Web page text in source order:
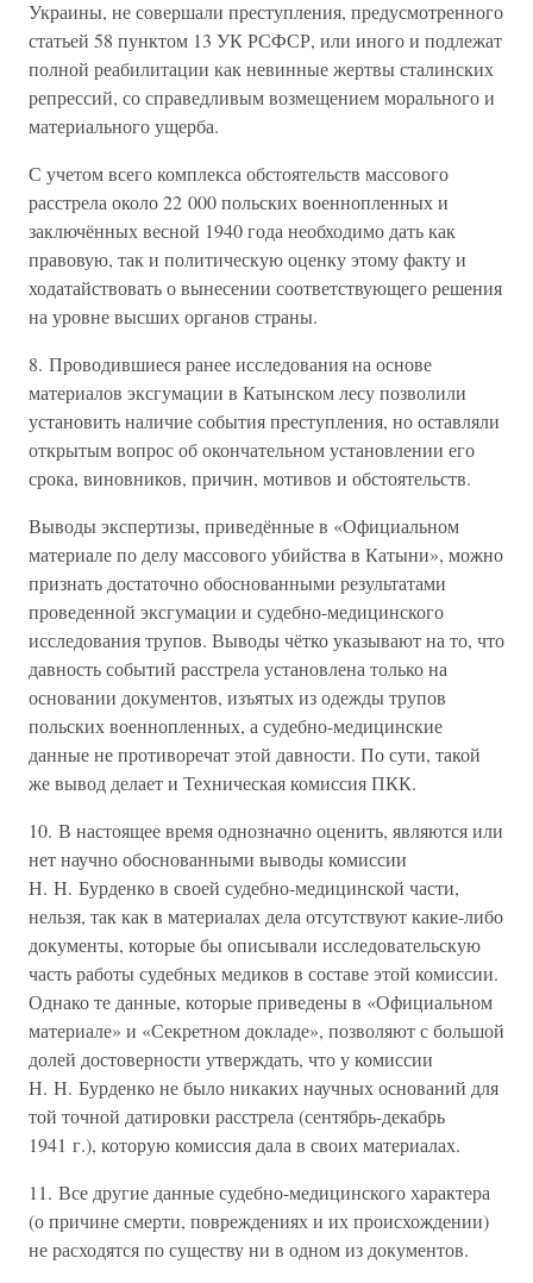
Украины, не совершали преступления, предусмотренного
статьей 58 пунктом 13 УК РСФСР, или иного и подлежат
полной реабилитации как невинные жертвы сталинских
репрессий, со справедливым возмещением морального и
материального ущерба.
С учетом всего комплекса обстоятельств массового
расстрела около 22 000 польских военнопленных и
заключённых весной 1940 года необходимо дать как
правовую, так и политическую оценку этому факту и
ходатайствовать о вынесении соответствующего решения
на уровне высших органов страны.
8. Проводившиеся ранее исследования на основе
материалов эксгумации в Катынском лесу позволили
установить наличие события преступления, но оставляли
открытым вопрос об окончательном установлении его
срока, виновников, причин, мотивов и обстоятельств.
Выводы экспертизы, приведённые в «Официальном
материале по делу массового убийства в Катыни», можно
признать достаточно обоснованными результатами
проведенной эксгумации и судебно-медицинского
исследования трупов. Выводы чётко указывают на то, что
давность событий расстрела установлена только на
основании документов, изъятых из одежды трупов
польских военнопленных, а судебно-медицинские
данные не противоречат этой давности. По сути, такой
же вывод делает и Техническая комиссия ПКК.
10. В настоящее время однозначно оценить, являются или
нет научно обоснованными выводы комиссии
Н. Н. Бурденко в своей судебно-медицинской части,
нельзя, так как в материалах дела отсутствуют какие-либо
документы, которые бы описывали исследовательскую
часть работы судебных медиков в составе этой комиссии.
Однако те данные, которые приведены в «Официальном
материале» и «Секретном докладе», позволяют с большой
долей достоверности утверждать, что у комиссии
Н. Н. Бурденко не было никаких научных оснований для
той точной датировки расстрела (сентябрь-декабрь
1941 г.), которую комиссия дала в своих материалах.
11. Все другие данные судебно-медицинского характера
(о причине смерти, повреждениях и их происхождении)
не расходятся по существу ни в одном из документов.